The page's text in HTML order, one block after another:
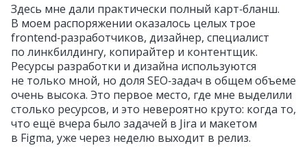
Здесь мне дали практически полный карт‑бланш.
В моем распоряжении оказалось целых трое
frontend‑разработчиков, дизайнер, специалист
по линкбилдингу, копирайтер и контентщик.
Ресурсы разработки и дизайна используются
не только мной, но доля SEO‑задач в общем объеме
очень высока. Это первое место, где мне выделили
столько ресурсов, и это невероятно круто: когда то,
что ещё вчера было задачей в Jira и макетом
в Figma, уже через неделю выходит в релиз.